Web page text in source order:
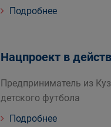
Подробнее
Нацпроект в
Предприниматель из
детского футбола
Подробнее